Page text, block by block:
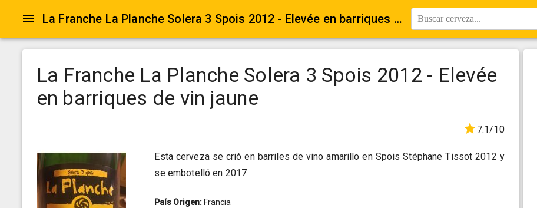
La Franche La Planche Solera 3 Spois 2012 - Elevée en barriques de vin jaune Buscar cerveza...
La Franche La Planche Solera 3 Spois 2012 - Elevée
en barriques de vin jaune
7.1/10
Esta cerveza se crió en barriles de vino amarillo en Spois Stéphane Tissot 2012 y
se embotelló en 2017
País Origen: Francia